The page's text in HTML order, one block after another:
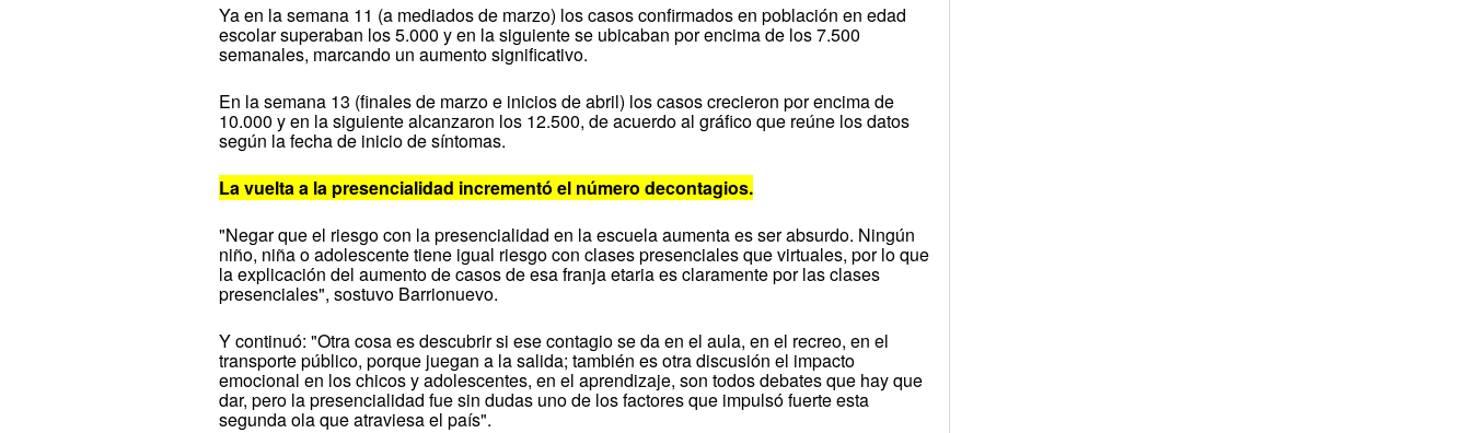
Ya en la semana 11 (a mediados de marzo) los casos confirmados en población en edad
escolar superaban los 5.000 y en la siguiente se ubicaban por encima de los 7.500
semanales, marcando un aumento significativo.
En la semana 13 (finales de marzo e inicios de abril) los casos crecieron por encima de
10.000 y en la siguiente alcanzaron los 12.500, de acuerdo al gráfico que reúne los datos
según la fecha de inicio de síntomas.
La vuelta a la presencialidad incrementó el número decontagios.
"Negar que el riesgo con la presencialidad en la escuela aumenta es ser absurdo. Ningún
niño, niña o adolescente tiene igual riesgo con clases presenciales que virtuales, por lo que
la explicación del aumento de casos de esa franja etaria es claramente por las clases
presenciales", sostuvo Barrionuevo.
Y continuó: "Otra cosa es descubrir si ese contagio se da en el aula, en el recreo, en el
transporte público, porque juegan a la salida; también es otra discusión el impacto
emocional en los chicos y adolescentes, en el aprendizaje, son todos debates que hay que
dar, pero la presencialidad fue sin dudas uno de los factores que impulsó fuerte esta
segunda ola que atraviesa el país".